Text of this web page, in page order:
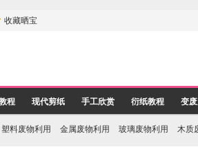
收藏晒宝
程 现代剪纸 手工欣赏 衍纸教程 变
塑料废物利用 金属废物利用 玻璃废物利用 木质